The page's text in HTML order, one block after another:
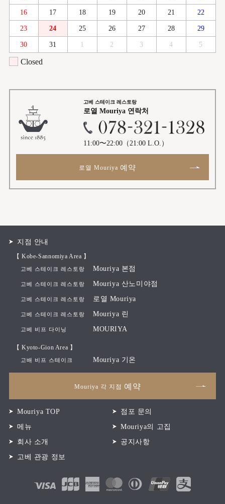
16 17 18 19 20 21 22
23 24 25 26 27 28 29
30 31 1 2 3 4 5
Closed
고베 스테이크 레스토랑
로열 Mouriya 연락처
11:00〜22:00（21:00 L.O.）
로열 Mouriya 예약
지점 안내
【 Kobe-Sannomiya Area 】
고베 스테이크 레스토랑 Mouriya 본점
고베 스테이크 레스토랑 Mouriya 산노미야점
고베 스테이크 레스토랑 로열 Mouriya
고베 스테이크 레스토랑 Mouriya 린
고베 비프 다이닝 MOURIYA
【 Kyoto-Gion Area 】
고배 비프 스테이크 Mouriya 기온
Mouriya 각 지점 예약
Mouriya TOP
점포 문의
메뉴
Mouriya의 고집
회사 소개
공지사항
고베 관광 정보